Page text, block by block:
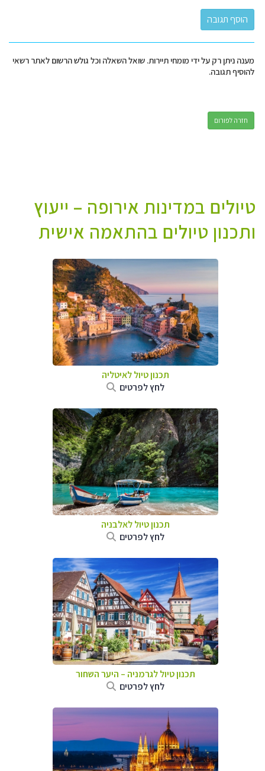
מענה ניתן רק על ידי מומחי תיירות. שואל השאלה וכל גולש הרשום לאתר רשאי
להוסיף תגובה.
חזרה לפורום
טיולים במדינות אירופה – ייעוץ
ותכנון טיולים בהתאמה אישית
תכנון טיול לאיטליה
לחץ לפרטים
תכנון טיול לאלבניה
לחץ לפרטים
תכנון טיול לגרמניה – היער השחור
לחץ לפרטים